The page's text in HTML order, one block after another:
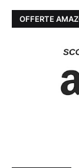
OFFERTE